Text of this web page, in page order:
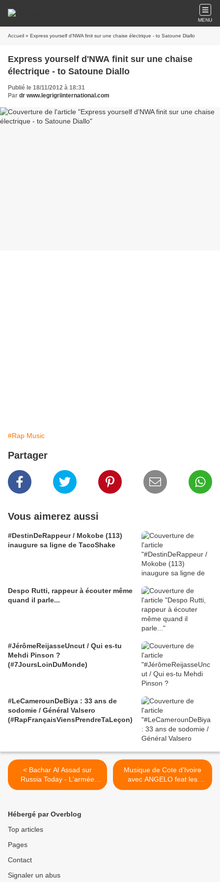
MENU
Accueil » Express yourself d'NWA finit sur une chaise électrique - to Satoune Diallo
Express yourself d'NWA finit sur une chaise
électrique - to Satoune Diallo
Publié le 18/11/2012 à 18:31
Par dr www.legrigriinternational.com
#Rap Music
Partager
Vous aimerez aussi
#DestinDeRappeur / Mokobe (113)
inaugure sa ligne de TacoShake
Despo Rutti, rappeur à écouter même
quand il parle...
#JérômeReijasseUncut / Qui es-tu
Mehdi Pinson ?
(#7JoursLoinDuMonde)
#LeCamerounDeBiya : 33 ans de
sodomie / Général Valsero
(#RapFrançaisViensPrendreTaLeçon)
< Bachar Al Assad sur
Russia Today - L'armée
syrienne n'aurait pas tenu
le 11/11/2012
Musique de Cote d'Ivoire
avec ANGELO feat les
Nubians >
Hébergé par Overblog
Top articles
Pages
Contact
Signaler un abus